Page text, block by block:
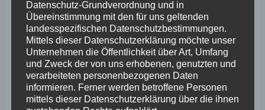
Wefelscheid zum “Landesgesetz
zur Änderung des
Landesaufnahmegesetzes”
Stephan Wefelscheid
Gesetzentwurf SPD, Bündnis 90/Die Grünen, FDP Wir
Datenschutz-Grundverordnung und in
Übereinstimmung mit den für uns geltenden
landesspezifischen Datenschutzbestimmungen.
Mittels dieser Datenschutzerklärung möchte unser
Unternehmen die Öffentlichkeit über Art, Umfang
und Zweck der von uns erhobenen, genutzten und
verarbeiteten personenbezogenen Daten
informieren. Ferner werden betroffene Personen
mittels dieser Datenschutzerklärung über die ihnen